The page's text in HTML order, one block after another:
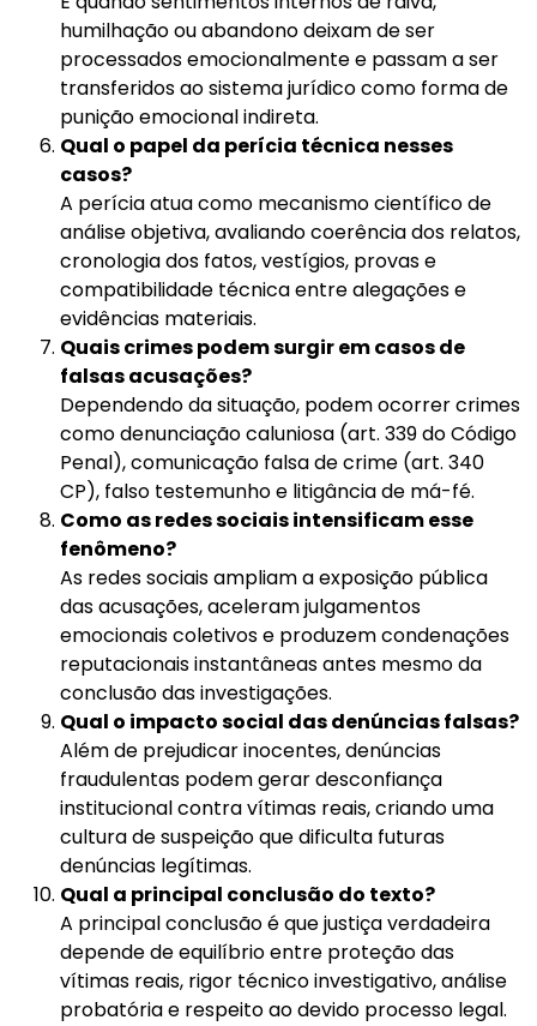
humilhação ou abandono deixam de ser
processados emocionalmente e passam a ser
transferidos ao sistema jurídico como forma de
punição emocional indireta.
Qual o papel da perícia técnica nesses
casos?
A perícia atua como mecanismo científico de
análise objetiva, avaliando coerência dos relatos,
cronologia dos fatos, vestígios, provas e
compatibilidade técnica entre alegações e
evidências materiais.
Quais crimes podem surgir em casos de
falsas acusações?
Dependendo da situação, podem ocorrer crimes
como denunciação caluniosa (art. 339 do Código
Penal), comunicação falsa de crime (art. 340
CP), falso testemunho e litigância de má-fé.
Como as redes sociais intensificam esse
fenômeno?
As redes sociais ampliam a exposição pública
das acusações, aceleram julgamentos
emocionais coletivos e produzem condenações
reputacionais instantâneas antes mesmo da
conclusão das investigações.
Qual o impacto social das denúncias falsas?
Além de prejudicar inocentes, denúncias
fraudulentas podem gerar desconfiança
institucional contra vítimas reais, criando uma
cultura de suspeição que dificulta futuras
denúncias legítimas.
Qual a principal conclusão do texto?
A principal conclusão é que justiça verdadeira
depende de equilíbrio entre proteção das
vítimas reais, rigor técnico investigativo, análise
probatória e respeito ao devido processo legal.